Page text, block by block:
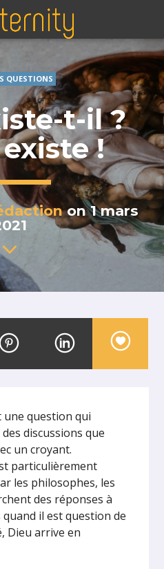
QUESTIONS
t-il ?
!
on 1 mars
une question qui
discussions que
un croyant.
particulièrement
les philosophes, les
des réponses à
il est question de
Dieu arrive en